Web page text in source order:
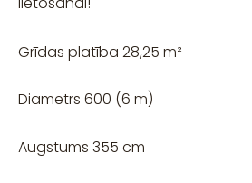
Grīdas platība 28,25 m²
Diametrs 600 (6 m)
Augstums 355 cm